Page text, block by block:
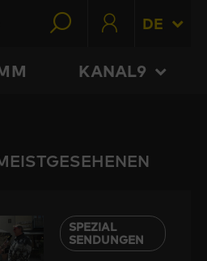
DE
KANAL9
SPEZIAL
SENDUNGEN